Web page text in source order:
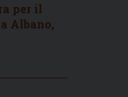
per il
Albano,